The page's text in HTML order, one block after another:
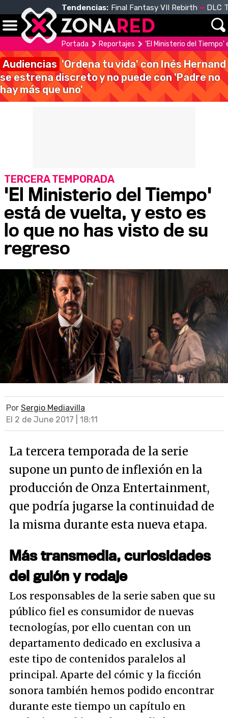
Tendencias: Final Fantasy VII Rebirth DLC
Portada Reportajes 'El Ministerio del
Audiencias 'Ordena tu vida' con Inés Hernand
se estrena discreto y no puede con 'Padre no
hay más que uno'
'El Ministerio del Tiempo'
está de vuelta, y esto es
lo que no has visto de su
regreso
TERCERA TEMPORADA
Por Sergio Mediavilla
El 2 de June 2017 | 18:11
La tercera temporada de la serie
supone un punto de inflexión en la
producción de Onza Entertainment,
que podría jugarse la continuidad de
la misma durante esta nueva etapa.
Más transmedia, curiosidades
del guión y rodaje
Los responsables de la serie saben que su
público fiel es consumidor de nuevas
tecnologías, por ello cuentan con un
departamento dedicado en exclusiva a
este tipo de contenidos paralelos al
principal. Aparte del cómic y la ficción
sonora también hemos podido encontrar
durante este tiempo un capítulo en